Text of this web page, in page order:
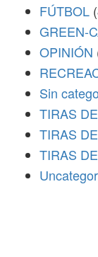
FÚTBOL
GREEN-
OPINIÓN
Sin
TIRAS
TIRAS
TIRAS